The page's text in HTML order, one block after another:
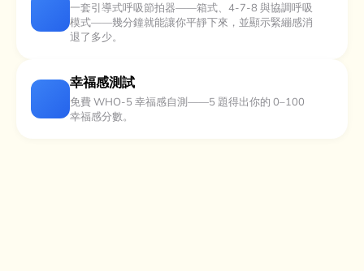
一套引導式呼吸節拍器——箱式、4-7-8 與協調呼吸
模式——幾分鐘就能讓你平靜下來，並顯示緊繃感消
退了多少。
幸福感測試
免費 WHO-5 幸福感自測——5 題得出你的 0–100
幸福感分數。